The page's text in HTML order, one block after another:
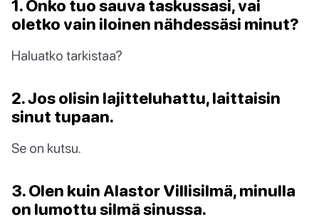
1. Onko tuo sauva taskussasi, vai
oletko vain iloinen nähdessäsi minut?
Haluatko tarkistaa?
2. Jos olisin lajitteluhattu, laittaisin
sinut tupaan.
Se on kutsu.
3. Olen kuin Alastor Villisilmä, minulla
on lumottu silmä sinussa.